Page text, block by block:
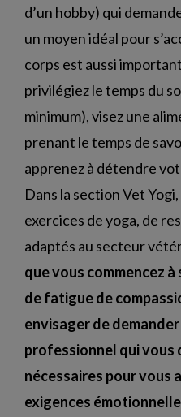
d’un hobby) qui
un moyen idéal pour
corps est aussi
privilégiez le temps du
minimum), visez une
prenant le temps de
apprenez à détendre
Dans la section Vet Yogi,
exercices de yoga, de
adaptés au secteur
que vous commencez
de fatigue de
envisager de demander
professionnel qui vous
nécessaires pour vous
exigences